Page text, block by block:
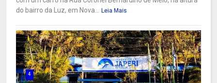
do bairro da Luz, em Nova...
Leia Mais
4